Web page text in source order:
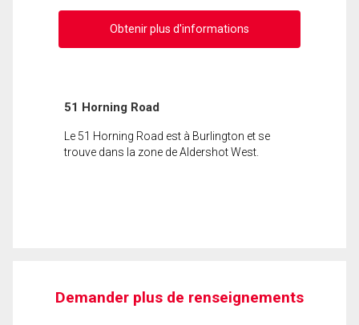
Obtenir plus d'informations
51 Horning Road
Le 51 Horning Road est à Burlington et se
trouve dans la zone de Aldershot West.
Demander plus de renseignements